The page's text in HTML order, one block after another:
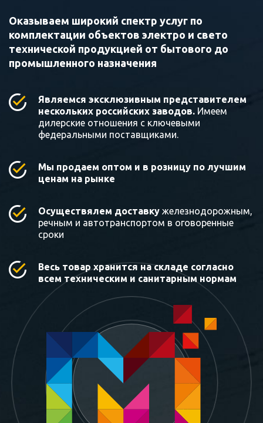
Оказываем широкий спектр услуг по
комплектации объектов электро и свето
технической продукцией от бытового до
промышленного назначения
Являемся эксклюзивным представителем
нескольких российских заводов. Имеем
дилерские отношения с ключевыми
федеральными поставщиками.
Мы продаем оптом и в розницу по лучшим
ценам на рынке
Осуществялем доставку железнодорожным,
речным и автотранспортом в оговоренные
сроки
Весь товар хранится на складе согласно
всем техническим и санитарным нормам